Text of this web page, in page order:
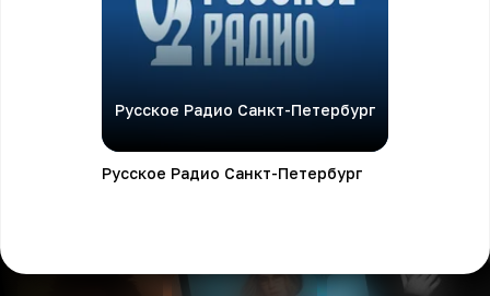
Русское Радио Санкт-Петербург
Русское Радио Санкт-Петербург